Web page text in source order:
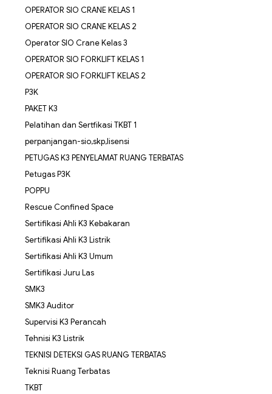
OPERATOR SIO CRANE KELAS 1
OPERATOR SIO CRANE KELAS 2
Operator SIO Crane Kelas 3
OPERATOR SIO FORKLIFT KELAS 1
OPERATOR SIO FORKLIFT KELAS 2
P3K
PAKET K3
Pelatihan dan Sertfikasi TKBT 1
perpanjangan-sio,skp,lisensi
PETUGAS K3 PENYELAMAT RUANG TERBATAS
Petugas P3K
POPPU
Rescue Confined Space
Sertifikasi Ahli K3 Kebakaran
Sertifikasi Ahli K3 Listrik
Sertifikasi Ahli K3 Umum
Sertifikasi Juru Las
SMK3
SMK3 Auditor
Supervisi K3 Perancah
Tehnisi K3 Listrik
TEKNISI DETEKSI GAS RUANG TERBATAS
Teknisi Ruang Terbatas
TKBT